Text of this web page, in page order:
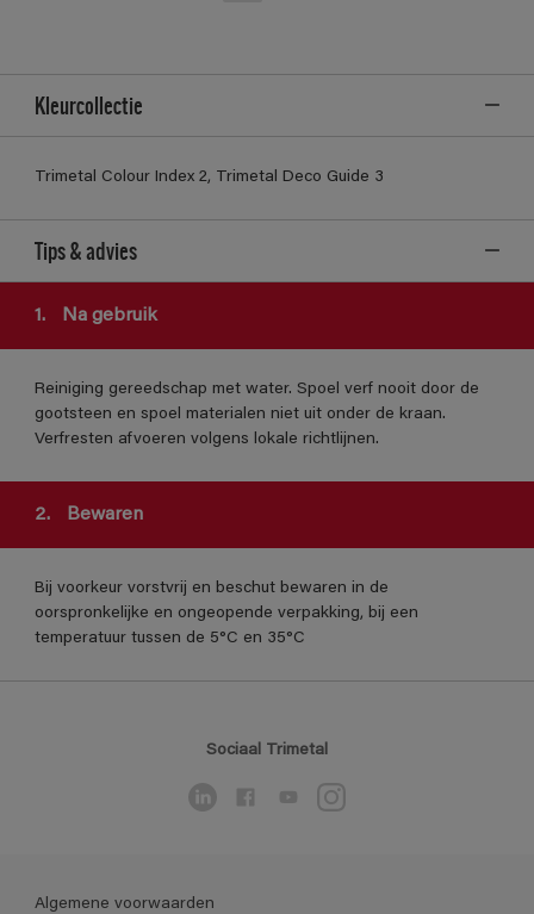
Kleurcollectie
Trimetal Colour Index 2, Trimetal Deco Guide 3
Tips & advies
1. Na gebruik
Reiniging gereedschap met water. Spoel verf nooit door de
gootsteen en spoel materialen niet uit onder de kraan.
Verfresten afvoeren volgens lokale richtlijnen.
2. Bewaren
Bij voorkeur vorstvrij en beschut bewaren in de
oorspronkelijke en ongeopende verpakking, bij een
temperatuur tussen de 5°C en 35°C
Sociaal Trimetal
Algemene voorwaarden